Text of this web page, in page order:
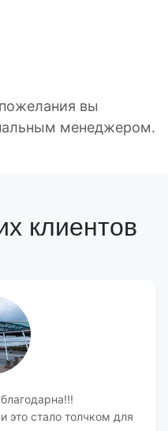
вы
менеджером.
клиентов
это стало толчком для